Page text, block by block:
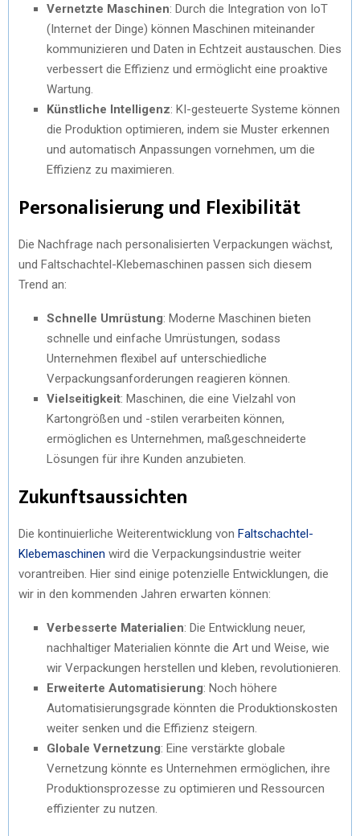
Vernetzte Maschinen: Durch die Integration von IoT
(Internet der Dinge) können Maschinen miteinander
kommunizieren und Daten in Echtzeit austauschen. Dies
verbessert die Effizienz und ermöglicht eine proaktive
Wartung.
Künstliche Intelligenz: KI-gesteuerte Systeme können
die Produktion optimieren, indem sie Muster erkennen
und automatisch Anpassungen vornehmen, um die
Effizienz zu maximieren.
Personalisierung und Flexibilität
Die Nachfrage nach personalisierten Verpackungen wächst,
und Faltschachtel-Klebemaschinen passen sich diesem
Trend an:
Schnelle Umrüstung: Moderne Maschinen bieten
schnelle und einfache Umrüstungen, sodass
Unternehmen flexibel auf unterschiedliche
Verpackungsanforderungen reagieren können.
Vielseitigkeit: Maschinen, die eine Vielzahl von
Kartongrößen und -stilen verarbeiten können,
ermöglichen es Unternehmen, maßgeschneiderte
Lösungen für ihre Kunden anzubieten.
Zukunftsaussichten
Die kontinuierliche Weiterentwicklung von Faltschachtel-
Klebemaschinen wird die Verpackungsindustrie weiter
vorantreiben. Hier sind einige potenzielle Entwicklungen, die
wir in den kommenden Jahren erwarten können:
Verbesserte Materialien: Die Entwicklung neuer,
nachhaltiger Materialien könnte die Art und Weise, wie
wir Verpackungen herstellen und kleben, revolutionieren.
Erweiterte Automatisierung: Noch höhere
Automatisierungsgrade könnten die Produktionskosten
weiter senken und die Effizienz steigern.
Globale Vernetzung: Eine verstärkte globale
Vernetzung könnte es Unternehmen ermöglichen, ihre
Produktionsprozesse zu optimieren und Ressourcen
effizienter zu nutzen.